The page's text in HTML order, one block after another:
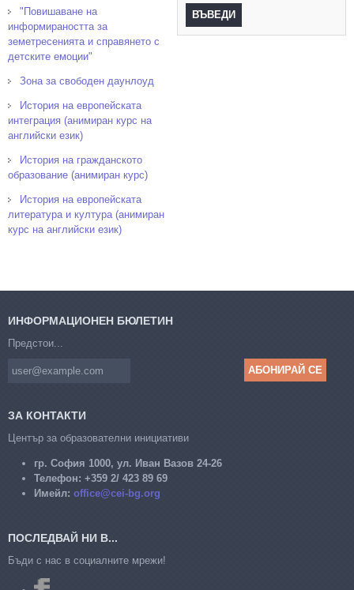
"Повишаване на
информираността за
земетресенията и справянето с
детските емоции"
Зона за свободен даунлоуд
История на европейската
интеграция (анимиран курс на
английски език)
История на гражданското
образование (анимиран курс)
История на европейската
литература и култура (анимиран
курс на английски език)
ИНФОРМАЦИОНЕН БЮЛЕТИН
Предстои...
ЗА КОНТАКТИ
Център за образователни инициативи
гр. София 1000, ул. Иван Вазов 24-26
Телефон: +359 2/ 423 89 69
Имейл: office@cei-bg.org
ПОСЛЕДВАЙ НИ В...
Бъди с нас в социалните мрежи!